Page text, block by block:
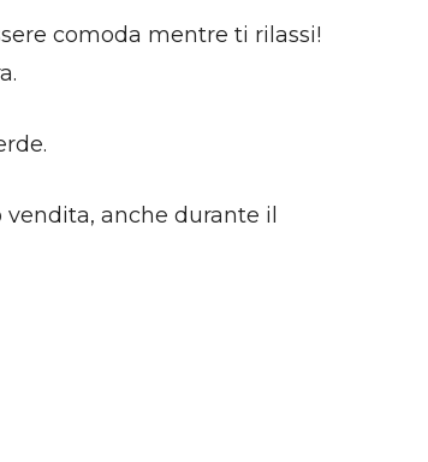
comoda mentre ti rilassi!
anche durante il